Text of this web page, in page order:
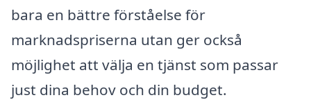
bara en bättre förståelse för
marknadspriserna utan ger också
möjlighet att välja en tjänst som passar
just dina behov och din budget.